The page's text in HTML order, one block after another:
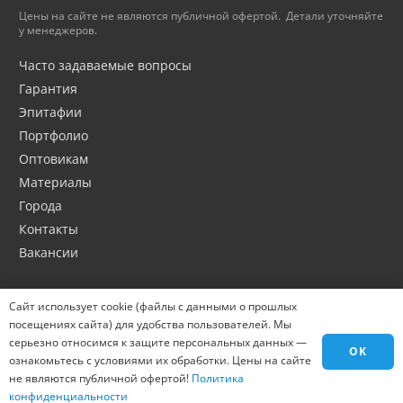
Цены на сайте не являются публичной офертой. Детали уточняйте
у менеджеров.
Часто задаваемые вопросы
Гарантия
Эпитафии
Портфолио
Оптовикам
Материалы
Города
Контакты
Вакансии
Сайт использует cookie (файлы с данными о прошлых
посещениях сайта) для удобства пользователей. Мы
серьезно относимся к защите персональных данных —
ознакомьтесь с условиями их обработки. Цены на сайте
не являются публичной офертой! Политика
конфиденциальности
OK